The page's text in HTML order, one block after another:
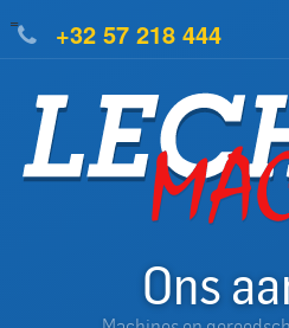
+32 57 218 444
=
Ons